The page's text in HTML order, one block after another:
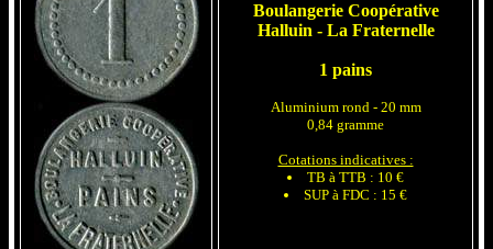
Boulangerie Coopérative
Halluin - La Fraternelle
1 pains
Aluminium rond - 20 mm
0,84 gramme
Cotations indicatives :
TB à TTB : 10 €
SUP à FDC : 15 €